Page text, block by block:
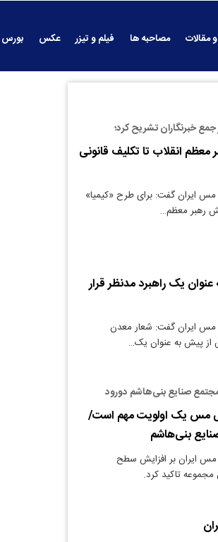
مقالات مصاحبه ها فیلم و تیزر عکس بورس
خبرنگاران تشریح کرد؛
معظم انقلاب تا تکلیف قانونی
ایران گفت: برای طرح «کیمیا»
رهبر معظم…
یک راهبرد مدنظر قرار
مس ایران گفت: شعار معدن
از پیش به عنوان یک…
صنایع بنی‌هاشم دورود
مس یک اولویت مهم است/
بنی‌هاشم
ایران بر افزایش سطح
تاکید کرد.